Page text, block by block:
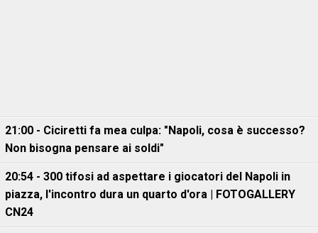
21:00 - Ciciretti fa mea culpa: "Napoli, cosa è successo?
Non bisogna pensare ai soldi"
20:54 - 300 tifosi ad aspettare i giocatori del Napoli in
piazza, l'incontro dura un quarto d'ora | FOTOGALLERY
CN24